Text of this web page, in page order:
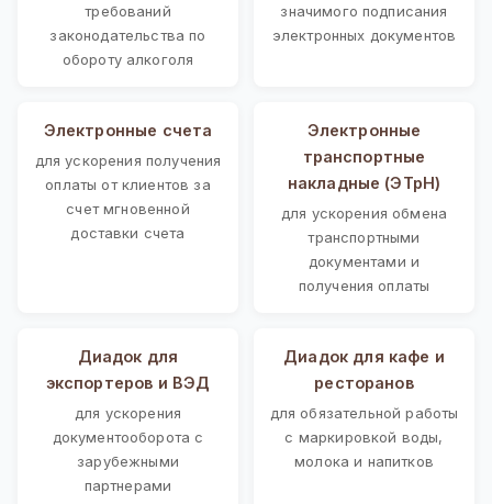
требований
законодательства по
обороту алкоголя
значимого подписания
электронных документов
Электронные счета
для ускорения получения
оплаты от клиентов за
счет мгновенной
доставки счета
Электронные
транспортные
накладные (ЭТрН)
для ускорения обмена
транспортными
документами и
получения оплаты
Диадок для
экспортеров и ВЭД
для ускорения
документооборота с
зарубежными
партнерами
Диадок для кафе и
ресторанов
для обязательной работы
с маркировкой воды,
молока и напитков